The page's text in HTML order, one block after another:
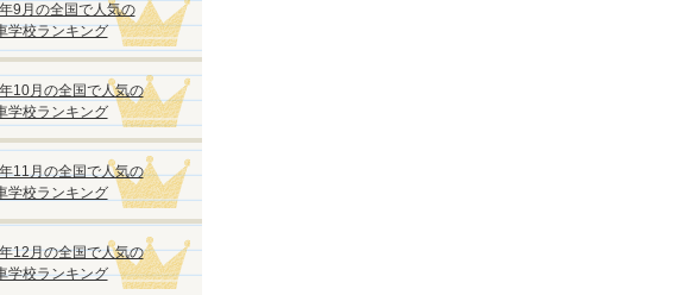
9月の全国で人気の
学校ランキング
10月の全国で人気の
学校ランキング
11月の全国で人気の
学校ランキング
12月の全国で人気の
学校ランキング